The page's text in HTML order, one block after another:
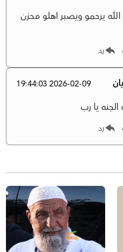
الله يرحمو ويصبر اهلو محزن
رد
2026-02-09 19:44:03
يا رب
رد